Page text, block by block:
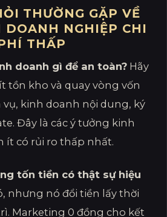
THƯỜNG GẶP VỀ
DOANH NGHIỆP CHI
THẤP
doanh gì để an toàn? Hãy
tồn kho và quay vòng vốn
kinh doanh nội dung, ký
Đây là các ý tưởng kinh
ít có rủi ro thấp nhất.
tốn tiền có thật sự hiệu
nhưng nó đổi tiền lấy thời
Marketing 0 đồng cho kết